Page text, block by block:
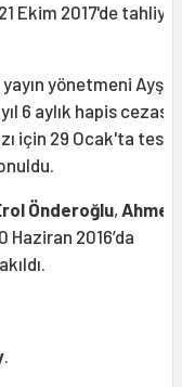
Ekim 2017'de tahliye
yönetmeni Ayşe
6 aylık hapis
için 29 Ocak'ta
Önderoğlu, Ahmet
Haziran 2016’da
.